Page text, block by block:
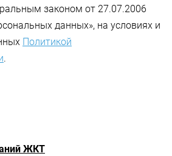
законом от 27.07.2006
данных», на условиях и
Политикой
.
ЖКТ